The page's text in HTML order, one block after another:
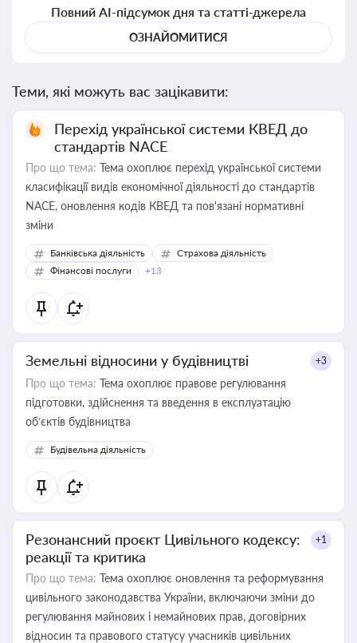
Повний AI-підсумок дня та статті-джерела
ОЗНАЙОМИТИСЯ
Теми, які можуть вас зацікавити:
Перехід української системи КВЕД до
стандартів NACE
Про що тема: Тема охоплює перехід української системи
класифікації видів економічної діяльності до стандартів
NACE, оновлення кодів КВЕД та пов'язані нормативні
зміни
Банківська діяльність
Страхова діяльність
Фінансові послуги
+13
Земельні відносини у будівництві +3
Про що тема: Тема охоплює правове регулювання
підготовки, здійснення та введення в експлуатацію
об’єктів будівництва
Будівельна діяльність
Резонансний проєкт Цивільного кодексу:
реакції та критика
+1
Про що тема: Тема охоплює оновлення та реформування
цивільного законодавства України, включаючи зміни до
регулювання майнових і немайнових прав, договірних
відносин та правового статусу учасників цивільних